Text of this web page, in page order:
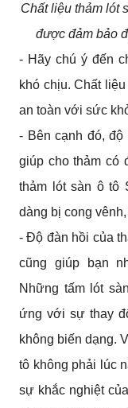
Chất liệu thảm lót
được đảm bảo
- Hãy chú ý đến
khó chịu. Chất
an toàn với sức
- Bên cạnh đó,
giúp cho thảm có
thảm lót sàn ô tô
dàng bị cong
- Độ đàn hồi của
cũng giúp bạn
Những tấm lót
ứng với sự thay
không biến dạng.
tô không phải lúc
sự khắc nghiệt